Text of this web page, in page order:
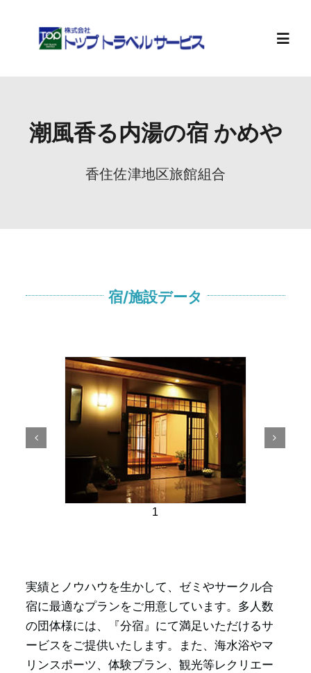
旅行計画
潮風香る内湯の宿 かめや
香住佐津地区旅館組合
宿/施設データ
1
実績とノウハウを生かして、ゼミやサークル合
宿に最適なプランをご用意しています。多人数
の団体様には、『分宿』にて満足いただけるサ
ービスをご提供いたします。また、海水浴やマ
リンスポーツ、体験プラン、観光等レクリエー